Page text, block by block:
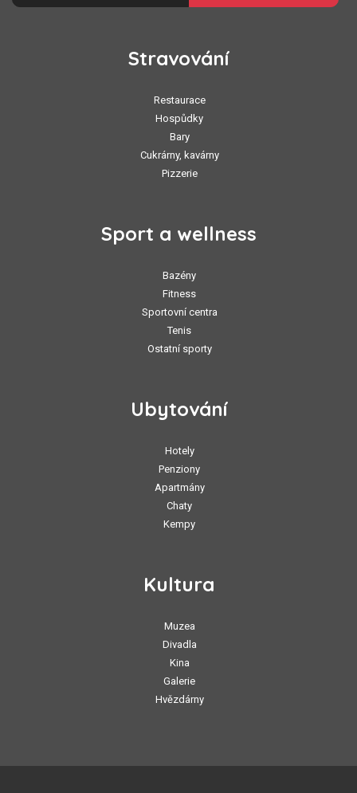
Stravování
Restaurace
Hospůdky
Bary
Cukrárny, kavárny
Pizzerie
Sport a wellness
Bazény
Fitness
Sportovní centra
Tenis
Ostatní sporty
Ubytování
Hotely
Penziony
Apartmány
Chaty
Kempy
Kultura
Muzea
Divadla
Kina
Galerie
Hvězdárny